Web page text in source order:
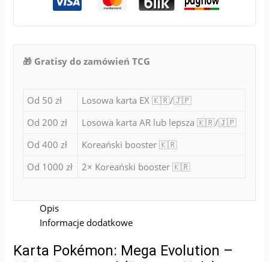
🎁 Gratisy do zamówień TCG
Od 50 zł
Losowa karta EX 🇰🇷/🇯🇵
Od 200 zł
Losowa karta AR lub lepsza 🇰🇷/🇯🇵
Od 400 zł
Koreański booster 🇰🇷
Od 1000 zł
2× Koreański booster 🇰🇷
Opis
Informacje dodatkowe
Karta Pokémon: Mega Evolution –